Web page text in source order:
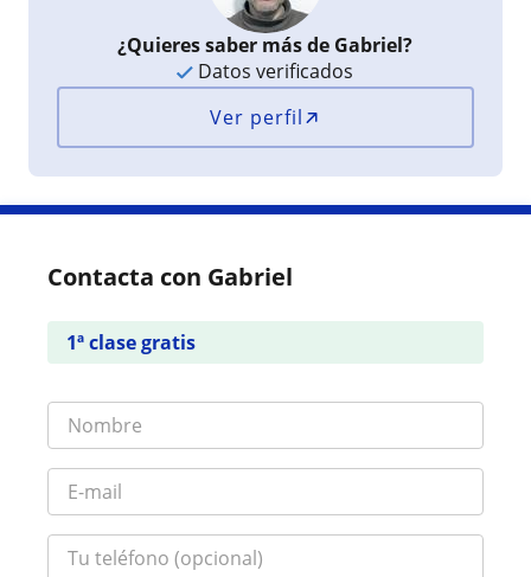
¿Quieres saber más de Gabriel?
Datos verificados
Ver perfil
Contacta con Gabriel
1ª clase gratis